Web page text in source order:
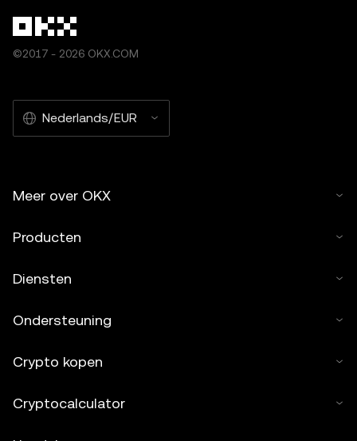
©2017 - 2026 OKX.COM
Nederlands/EUR
Meer over OKX
Producten
Diensten
Ondersteuning
Crypto kopen
Cryptocalculator